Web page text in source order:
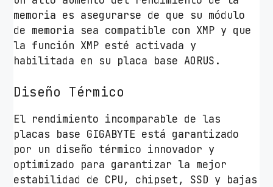
memoria es asegurarse de que su módulo
de memoria sea compatible con XMP y que
la función XMP esté activada y
habilitada en su placa base AORUS.
Diseño Térmico
El rendimiento incomparable de las
placas base GIGABYTE está garantizado
por un diseño térmico innovador y
optimizado para garantizar la mejor
estabilidad de CPU, chipset, SSD y bajas